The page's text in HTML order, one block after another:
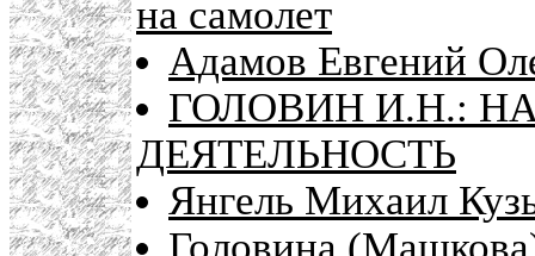
на самолет
Адамов Евгений
ГОЛОВИН И.Н.:
ДЕЯТЕЛЬНОСТЬ
Янгель Михаил